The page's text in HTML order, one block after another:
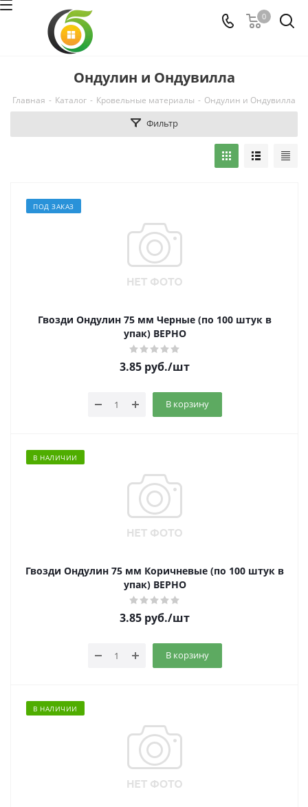
0
Ондулин и Ондувилла
Главная - Каталог - Кровельные материалы - Ондулин и Ондувилла
Фильтр
ПОД ЗАКАЗ
Гвозди Ондулин 75 мм Черные (по 100 штук в
упак) ВЕРНО
3.85 руб./шт
В корзину
В НАЛИЧИИ
Гвозди Ондулин 75 мм Коричневые (по 100 штук в
упак) ВЕРНО
3.85 руб./шт
В корзину
В НАЛИЧИИ